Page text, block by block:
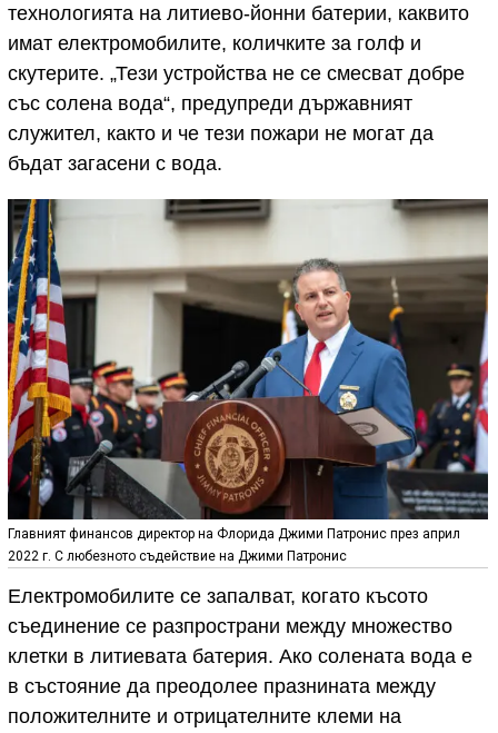
технологията на литиево-йонни батерии, каквито
имат електромобилите, количките за голф и
скутерите. „Тези устройства не се смесват добре
със солена вода“, предупреди държавният
служител, както и че тези пожари не могат да
бъдат загасени с вода.
Главният финансов директор на Флорида Джими Патронис през април
2022 г. С любезното съдействие на Джими Патронис
Eлектромобилите се запалват, когато късото
съединение се разпространи между множество
клетки в литиевата батерия. Ако солената вода е
в състояние да преодолее празнината между
положителните и отрицателните клеми на